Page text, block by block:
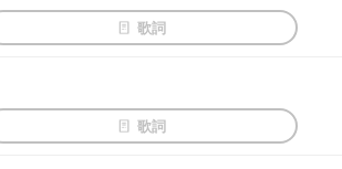
歌詞
歌詞